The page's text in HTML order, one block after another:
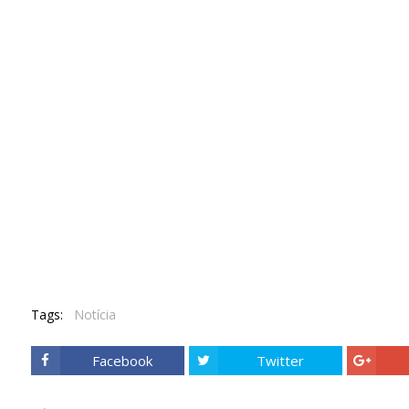
Tags: Notícia
Facebook Twitter